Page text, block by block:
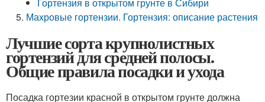
Махровые гортензии. Гортензия: описание растения
Лучшие сорта крупнолистных
гортензий для средней полосы.
Общие правила посадки и ухода
Посадка гортезии красной в открытом грунте должна